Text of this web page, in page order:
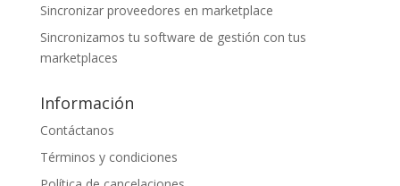
Sincronizar proveedores en marketplace
Sincronizamos tu software de gestión con tus
marketplaces
Información
Contáctanos
Términos y condiciones